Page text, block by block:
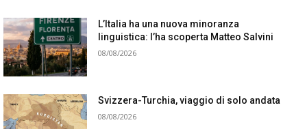
L’Italia ha una nuova minoranza
linguistica: l’ha scoperta Matteo Salvini
08/08/2026
Svizzera-Turchia, viaggio di solo andata
08/08/2026